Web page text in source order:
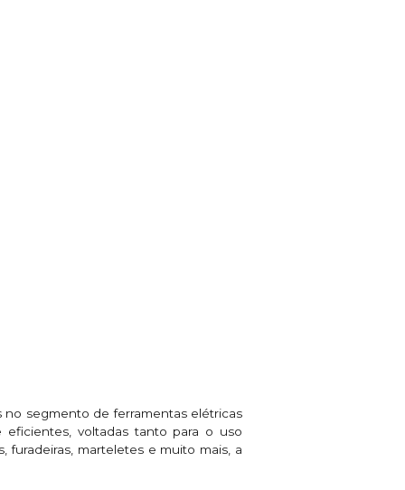
no segmento de ferramentas elétricas
eficientes, voltadas tanto para o uso
furadeiras, marteletes e muito mais, a